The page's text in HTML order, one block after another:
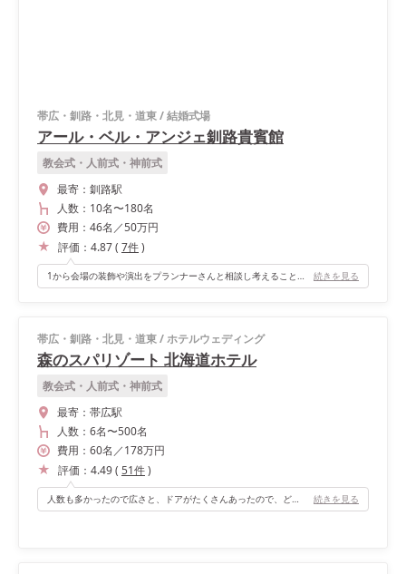
帯広・釧路・北見・道東/結婚式場
アール・ベル・アンジェ釧路貴賓館
教会式・人前式・神前式
最寄： 釧路駅
人数： 10名〜180名
費用： 46名 ／50万円
評価： 4.87( 7件)
1から会場の装飾や演出をプランナーさんと相談し考えることができたので、やりたいことが沢山できるところです！☆ 続きを見る
帯広・釧路・北見・道東/ホテルウェディング
森のスパリゾート 北海道ホテル
教会式・人前式・神前式
最寄： 帯広駅
人数： 6名〜500名
費用： 60名 ／178万円
評価： 4.49( 51件)
人数も多かったので広さと、ドアがたくさんあったので、どこのドアから出てくるかというサプライズ感だったり、高砂に立ったときにとても綺麗だったところです。 続きを見る